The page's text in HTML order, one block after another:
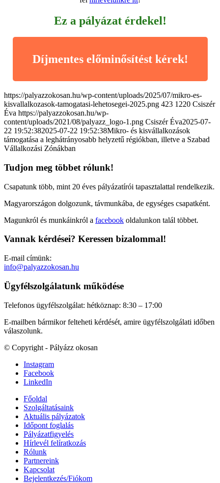
Ez a pályázat érdekel!
Díjmentes előminősítést kérek!
https://palyazzokosan.hu/wp-content/uploads/2025/07/mikro-es-
kisvallalkozasok-tamogatasi-lehetosegei-2025.png 423 1220 Csiszér
Éva https://palyazzokosan.hu/wp-
content/uploads/2021/08/palyazz_logo-1.png Csiszér Éva2025-07-
22 19:52:382025-07-22 19:52:38Mikro- és kisvállalkozások
támogatása a leghátrányosabb helyzetű régiókban, illetve a Szabad
Vállalkozási Zónákban
Tudjon meg többet rólunk!
Csapatunk több, mint 20 éves pályázatírói tapasztalattal rendelkezik.
Magyarországon dolgozunk, távmunkába, de egységes csapatként.
Magunkról és munkáinkról a facebook oldalunkon talál többet.
Vannak kérdései? Keressen bizalommal!
E-mail címünk:
info@palyazzokosan.hu
Ügyfélszolgálatunk működése
Telefonos ügyfélszolgálat: hétköznap: 8:30 – 17:00
E-mailben bármikor felteheti kérdését, amire ügyfélszolgálati időben
válaszolunk.
© Copyright - Pályázz okosan
Instagram
Facebook
LinkedIn
Főoldal
Szolgáltatásaink
Aktuális pályázatok
Időpont foglalás
Pályázatfigyelés
Hírlevél felíratkozás
Rólunk
Partnereink
Kapcsolat
Bejelentkezés/Fiókom